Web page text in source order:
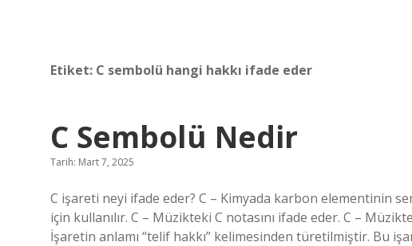
Etiket: C sembolü hangi hakkı ifade eder
C Sembolü Nedir
Tarih: Mart 7, 2025
C işareti neyi ifade eder? C – Kimyada karbon elementinin
için kullanılır. C – Müzikteki C notasını ifade eder. C –
İşaretin anlamı “telif hakkı” kelimesinden türetilmiştir. Bu